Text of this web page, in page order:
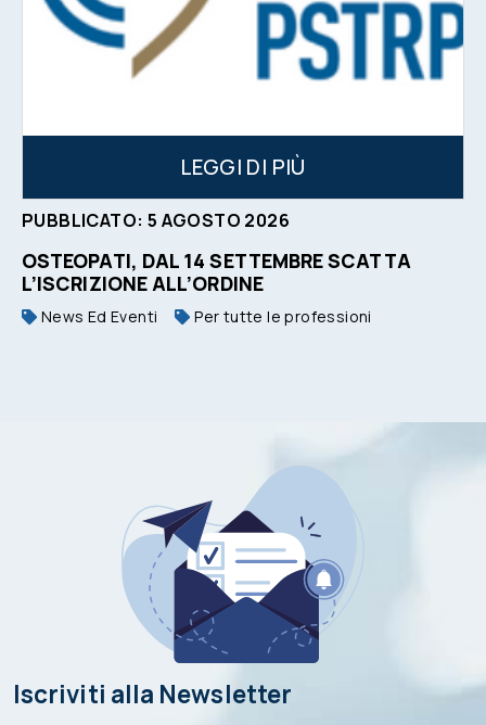
LEGGI DI PIÙ
PUBBLICATO: 5 AGOSTO 2026
OSTEOPATI, DAL 14 SETTEMBRE SCATTA
L’ISCRIZIONE ALL’ORDINE
News Ed Eventi Per tutte le professioni
Iscriviti alla Newsletter